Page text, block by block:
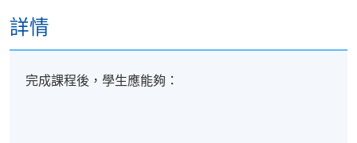
詳情
完成課程後，學生應能夠：